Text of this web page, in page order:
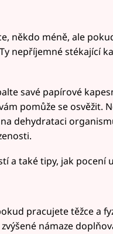
někdo méně, ale
nepříjemné stékající
savé papírové
pomůže se osvěžit.
dehydrataci
a také tipy, jak pocení
pracujete těžce a
námaze